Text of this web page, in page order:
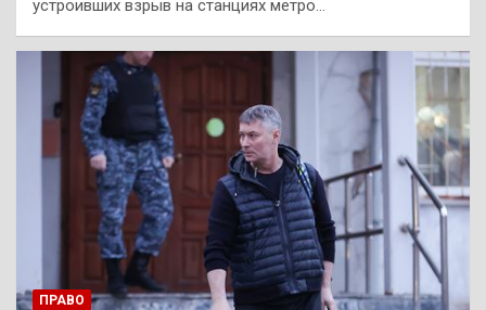
устроивших взрыв на станциях метро…
ПРАВО